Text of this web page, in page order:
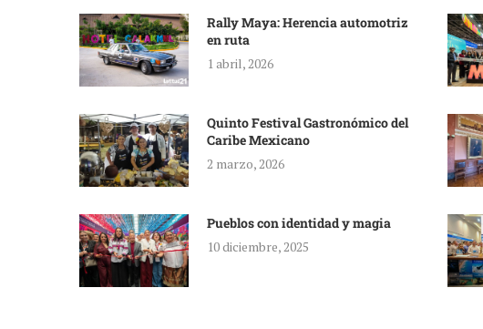
Rally Maya: Herencia automotriz
en ruta
1 abril, 2026
Quinto Festival Gastronómico del
Caribe Mexicano
2 marzo, 2026
Pueblos con identidad y magia
10 diciembre, 2025